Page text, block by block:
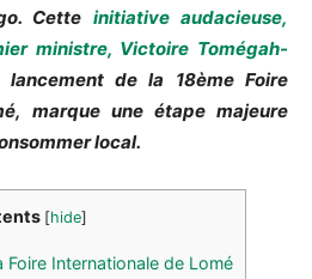
Cette initiative audacieuse,
ministre, Victoire Tomégah-
de la 18ème Foire
marque une étape majeure
local.
[hide]
Internationale de Lomé